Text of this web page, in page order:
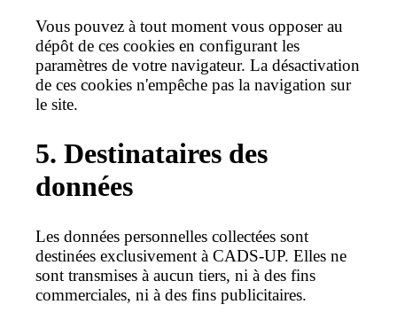
Vous pouvez à tout moment vous opposer au
dépôt de ces cookies en configurant les
paramètres de votre navigateur. La désactivation
de ces cookies n'empêche pas la navigation sur
le site.
5. Destinataires des
données
Les données personnelles collectées sont
destinées exclusivement à CADS-UP. Elles ne
sont transmises à aucun tiers, ni à des fins
commerciales, ni à des fins publicitaires.